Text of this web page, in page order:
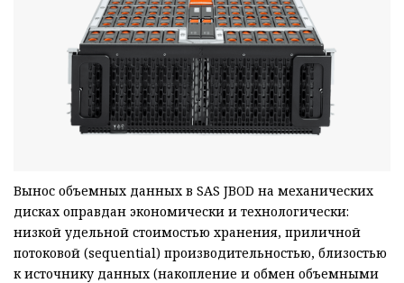
Вынос объемных данных в SAS JBOD на механических
дисках оправдан экономически и технологически:
низкой удельной стоимостью хранения, приличной
потоковой (sequential) производительностью, близостью
к источнику данных (накопление и обмен объемными